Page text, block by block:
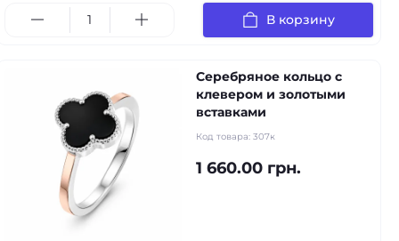
В корзину
Серебряное кольцо с
клевером и золотыми
вставками
Код товара: 307к
1 660.00 грн.